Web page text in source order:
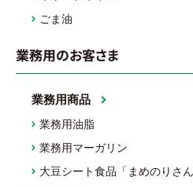
ごま油
業務用のお客さま
業務用商品
業務用油脂
業務用マーガリン
大豆シート食品「まめのりさん